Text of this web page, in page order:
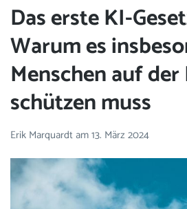
Das erste KI-
Warum es
Menschen auf
schützen muss
Erik Marquardtam13. März 2024